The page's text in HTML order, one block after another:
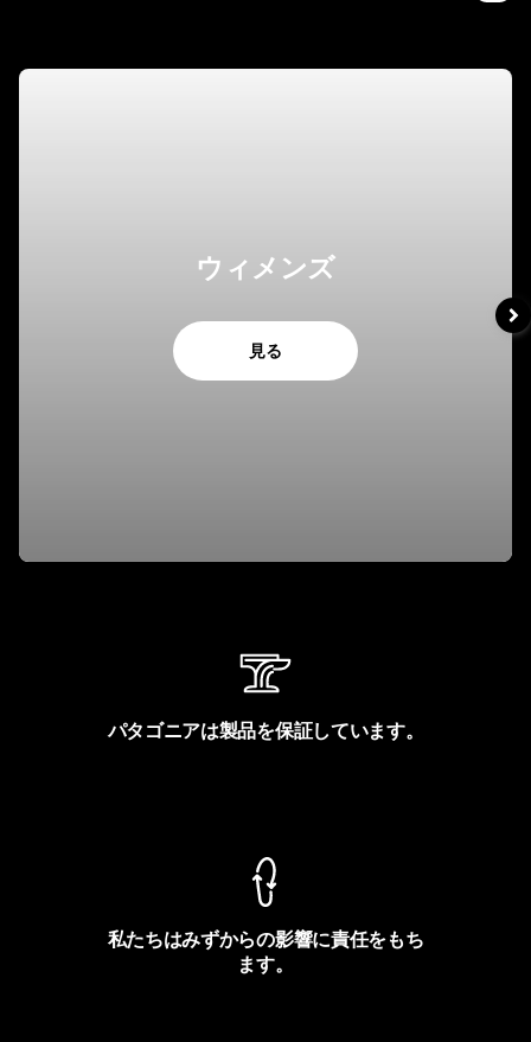
ウィメンズ
見る
パタゴニアは製品を保証しています。
私たちはみずからの影響に責任をもち
ます。